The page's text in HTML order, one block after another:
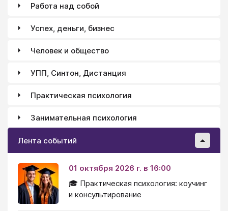
Работа над собой
Успех, деньги, бизнес
Человек и общество
УПП, Синтон, Дистанция
Практическая психология
Занимательная психология
Лента событий
01 октября 2026 г. в 16:00
🎓 Практическая психология: коучинг
и консультирование